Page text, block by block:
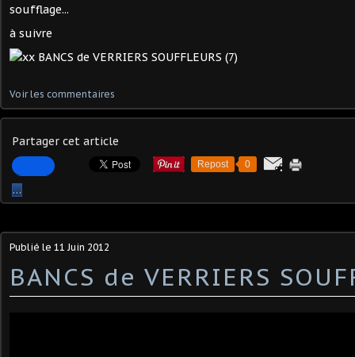
soufflage...
à suivre
Voir les commentaires
Partager cet article
Repost 0
…
Publié le 11 Juin 2012
BANCS de VERRIERS